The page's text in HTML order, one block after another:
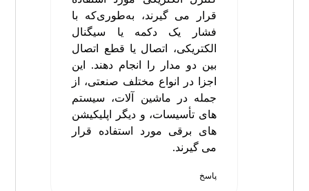
قرار می‌ گیرند، به‌طوری‌که با
فشار یک دکمه یا سیگنال
الکتریکی، اتصال یا قطع اتصال
بین دو مدار را انجام دهند. این
اجزا در انواع مختلف صنعتی، از
جمله در ماشین‌ آلات، سیستم‌
های تأسیسات، و دیگر اپلیکیشن‌
های برقی مورد استفاده قرار
می‌ گیرند.
پاسخ